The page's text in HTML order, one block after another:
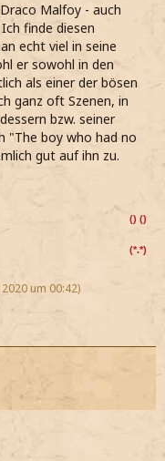
Malfoy - auch
finde diesen
echt viel in seine
er sowohl in den
als einer der bösen
ganz oft Szenen, in
bzw. seiner
"The boy who had no
gut auf ihn zu.
() ()
(*.*)
um 00:42)